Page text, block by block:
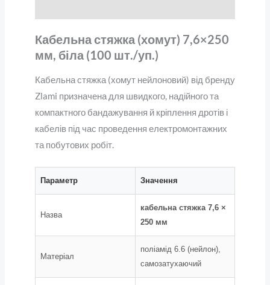
Кабельна стяжка (хомут) 7,6×250
мм, біла (100 шт./уп.)
Кабельна стяжка (хомут нейлоновий) від бренду
Zlami призначена для швидкого, надійного та
компактного бандажування й кріплення дротів і
кабелів під час проведення електромонтажних
та побутових робіт.
Параметр Значення
Назва
кабельна стяжка 7,6 ×
250 мм
Матеріал
поліамід 6.6 (нейлон),
самозатухаючий